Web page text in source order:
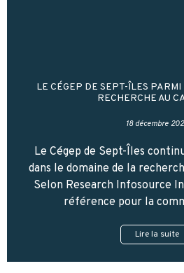
LE CÉGEP DE SEPT-ÎLES
RECHERCHE AU
18 décembre
Le Cégep de Sept-Îles
dans le domaine de la
Selon Research Infosource
référence pour la
Lire la suite